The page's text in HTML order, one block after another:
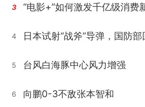
3
4 日本试射“战斧”导弹，国防部
5 台风白海豚中心风力增强
6 向鹏0-3不敌张本智和